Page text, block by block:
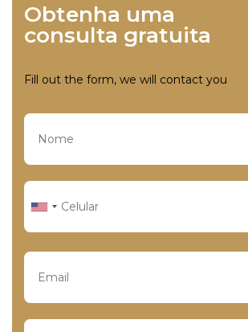
Obtenha uma
consulta gratuita
Fill out the form, we will contact you